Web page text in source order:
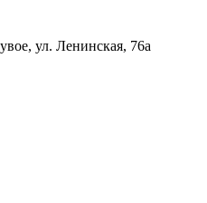
ул. Ленинская, 76а